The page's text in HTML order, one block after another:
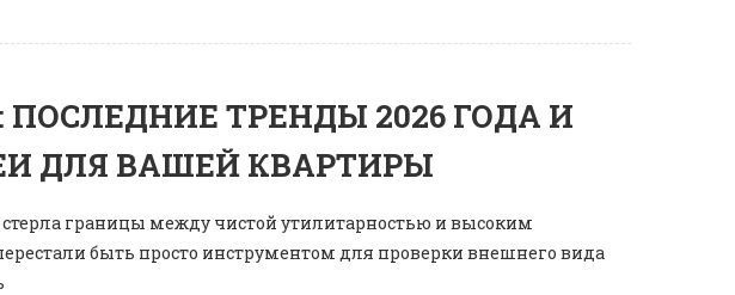
ПОСЛЕДНИЕ ТРЕНДЫ 2026 ГОДА И
ДЛЯ ВАШЕЙ КВАРТИРЫ
границы между чистой утилитарностью и высоким
быть просто инструментом для проверки внешнего вида